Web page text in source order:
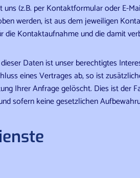
(z.B. per Kontaktformular oder E-
werden, ist aus dem jeweiligen
die Kontaktaufnahme und die damit
Daten ist unser berechtigtes
eines Vertrages ab, so ist
Ihrer Anfrage gelöscht. Dies ist der
sofern keine gesetzlichen